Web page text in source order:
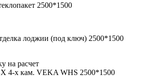
2500*1500
лоджии (под ключ) 2500*1500
на расчет